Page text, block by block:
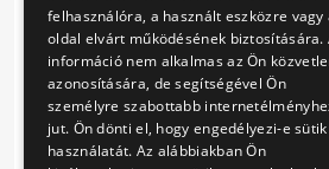
WHEEL
MEASURING
EQUIPMENT
felhasználóra, a használt eszközre vagy
oldal elvárt működésének biztosítására.
információ nem alkalmas az Ön
azonosítására, de segítségével Ön
személyre szabottabb
jut. Ön dönti el, hogy engedélyezi-e sütik
használatát. Az alábbiakban Ön